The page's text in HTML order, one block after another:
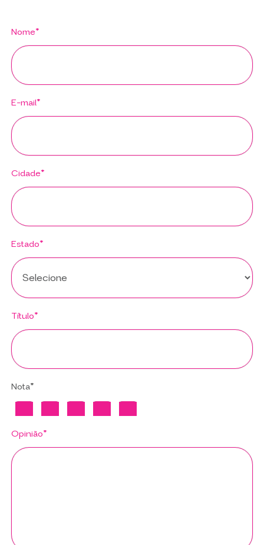
Nome*
E-mail*
Cidade*
Estado*
Título*
Nota*
Opinião*